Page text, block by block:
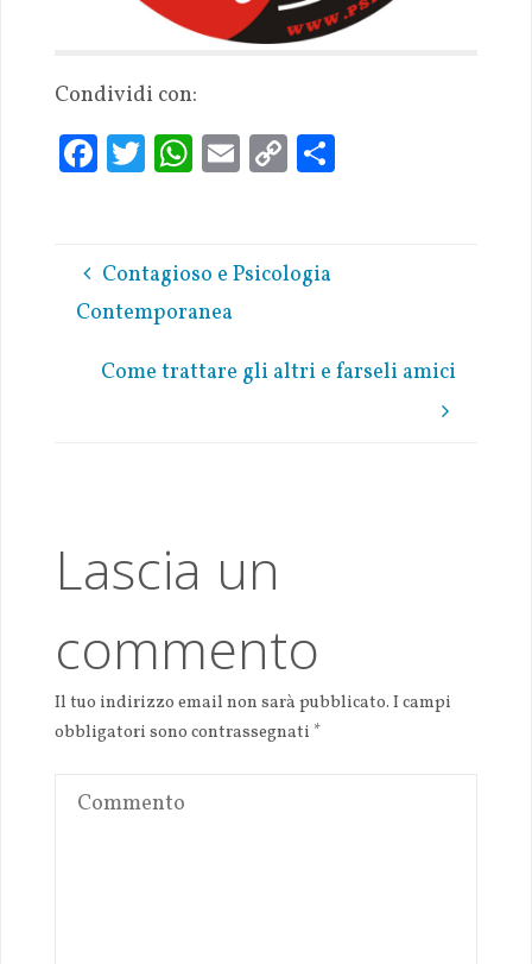
Condividi con:
Fa
oo
k
T
te
r
W
s
A
p
E
l
C
y
k
S
Contagioso e Psicologia
Contemporanea
Come trattare gli altri e farseli amici
Lascia un
commento
Il tuo indirizzo email non sarà pubblicato. I campi
obbligatori sono contrassegnati *